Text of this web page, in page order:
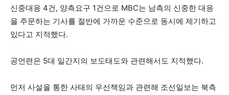
신중대응 4건, 양측요구 1건으로 MBC는 남측의 신중한 대응
을 주문하는 기사를 절반에 가까운 수준으로 동시에 제기하고
있다고 지적했다.
공언련은 5대 일간지의 보도태도와 관련해서도 지적했다.
먼저 사설을 통한 사태의 우선책임과 관련해 조선일보는 북측